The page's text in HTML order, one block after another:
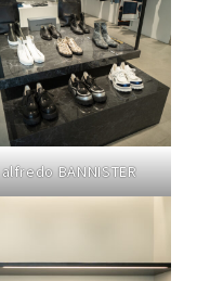
alfredo BANNISTER